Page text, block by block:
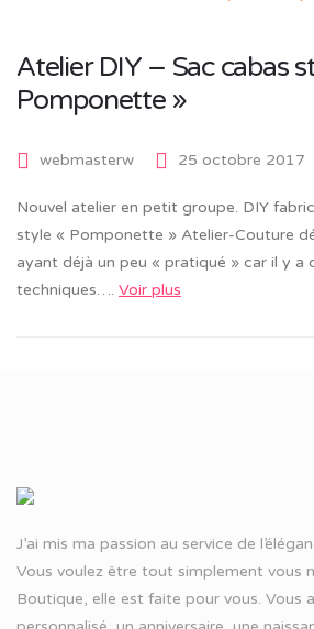
Atelier DIY – Sac cabas
Pomponette »
webmasterw 25 octobre 2017
Nouvel atelier en petit groupe. DIY
style « Pomponette » Atelier-Couture
ayant déjà un peu « pratiqué » car il y a
techniques…. Voir plus
J’ai mis ma passion au service de
Vous voulez être tout simplement vous
Boutique, elle est faite pour vous. Vous